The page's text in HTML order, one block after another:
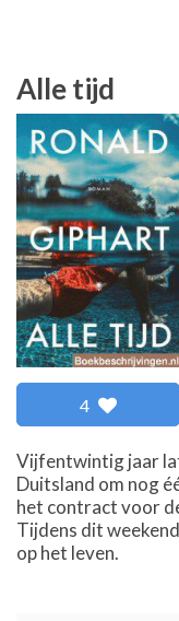
Alle tijd
4
Vijfentwintig jaar
Duitsland om nog
het contract voor
Tijdens dit
op het leven.